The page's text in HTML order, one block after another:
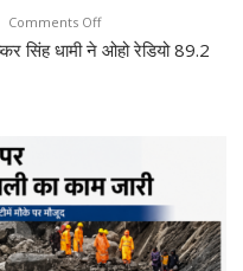
Comments Offon
देहरादून
एफएम
का
शुभारंभ,
सीएम
सिंह धामी ने ओहो रेडियो 89.2